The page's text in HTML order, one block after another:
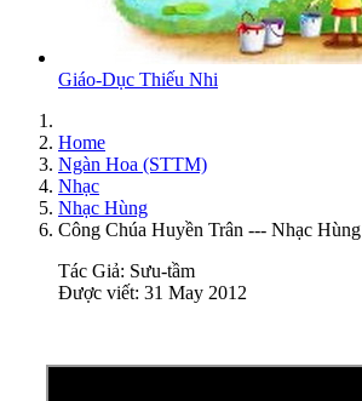
Giáo-Dục Thiếu Nhi
Home
Ngàn Hoa (STTM)
Nhạc
Nhạc Hùng
Công Chúa Huyền Trân --- Nhạc Hùng
Tác Giả: Sưu-tầm
Được viết: 31 May 2012